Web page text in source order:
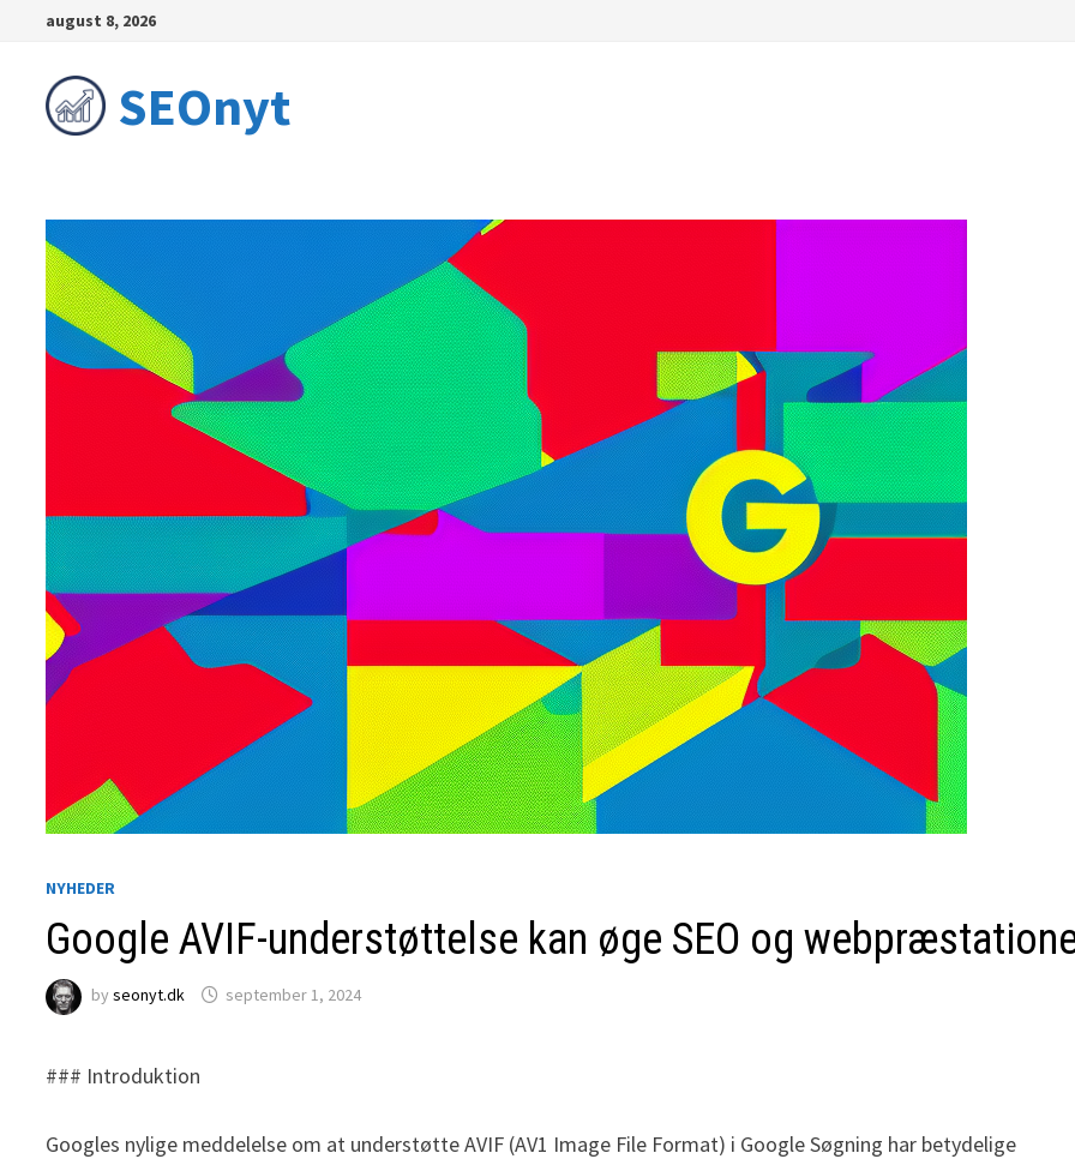
content
august 8, 2026
SEOnyt
NYHEDER
Google AVIF-understøttelse kan øge SEO og
byseonyt.dk september 1, 2024
### Introduktion
Googles nylige meddelelse om at understøtte AVIF (AV1 Image File Format) i Google Søgning har betydelige